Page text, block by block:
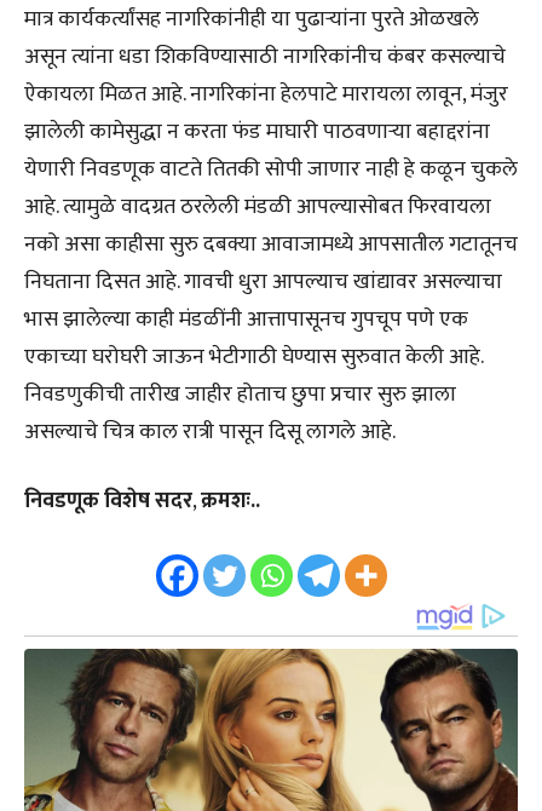
मात्र कार्यकर्त्यांसह नागरिकांनीही या पुढाऱ्यांना पुरते ओळखले
असून त्यांना धडा शिकविण्यासाठी नागरिकांनीच कंबर कसल्याचे
ऐकायला मिळत आहे. नागरिकांना हेलपाटे मारायला लावून, मंजुर
झालेली कामेसुद्धा न करता फंड माघारी पाठवणाऱ्या बहाद्दरांना
येणारी निवडणूक वाटते तितकी सोपी जाणार नाही हे कळून चुकले
आहे. त्यामुळे वादग्रत ठरलेली मंडळी आपल्यासोबत फिरवायला
नको असा काहीसा सुरु दबक्या आवाजामध्ये आपसातील गटातूनच
निघताना दिसत आहे. गावची धुरा आपल्याच खांद्यावर असल्याचा
भास झालेल्या काही मंडळींनी आत्तापासूनच गुपचूप पणे एक
एकाच्या घरोघरी जाऊन भेटीगाठी घेण्यास सुरुवात केली आहे.
निवडणुकीची तारीख जाहीर होताच छुपा प्रचार सुरु झाला
असल्याचे चित्र काल रात्री पासून दिसू लागले आहे.
निवडणूक विशेष सदर,क्रमशः..